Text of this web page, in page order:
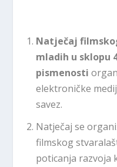
Natječaj
mladih u sklopu
pismenosti
elektroničke
savez.
Natječaj se
filmskog
poticanja razvoja